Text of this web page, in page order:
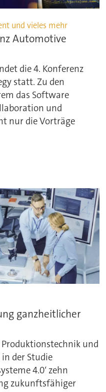
und vieles mehr
Automotive
die 4. Konferenz
statt. Zu den
das Software
und
nur die Vorträge
ganzheitlicher
und
der Studie
4.0‘ zehn
zukunftsfähiger